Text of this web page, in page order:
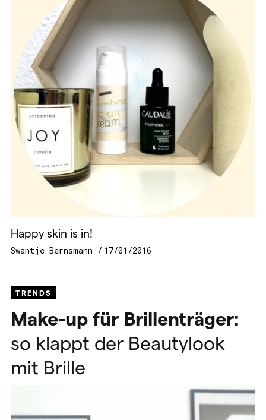
Happy skin is in!
Swantje Bernsmann 17/01/2016
TRENDS
Make-up für Brillenträger:
so klappt der Beautylook
mit Brille